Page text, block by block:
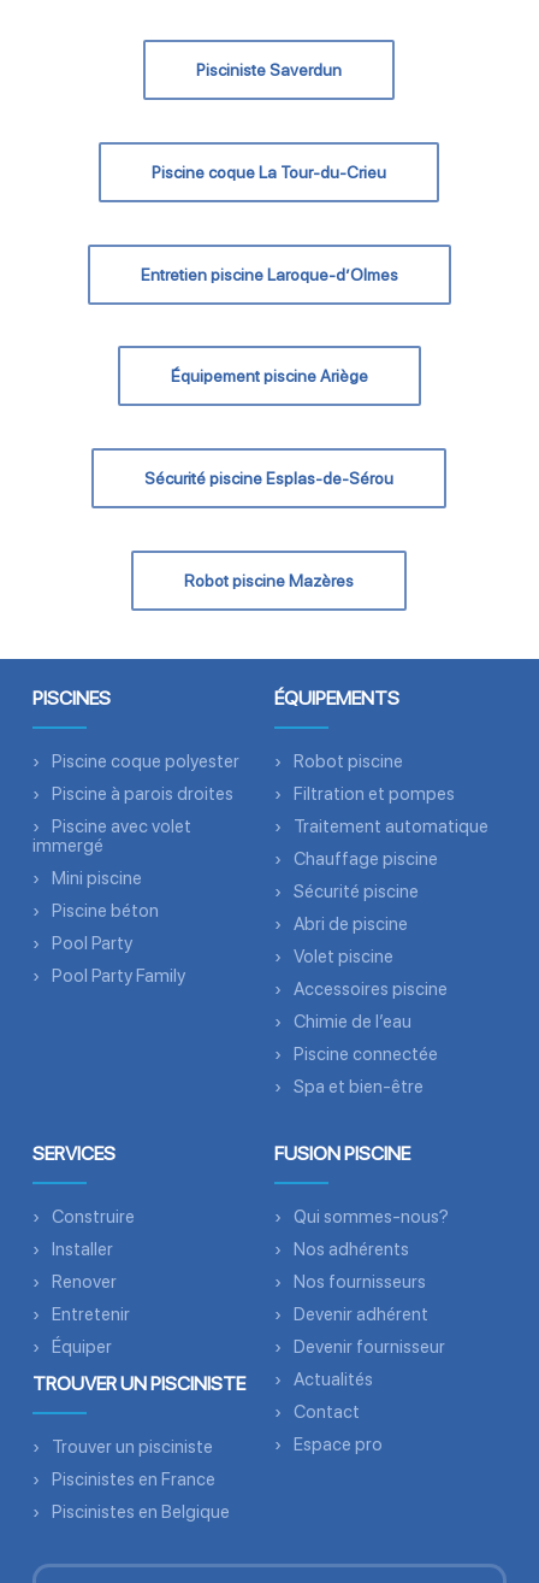
Pisciniste Saverdun
Piscine coque La Tour-du-Crieu
Entretien piscine Laroque-d’Olmes
Équipement piscine Ariège
Sécurité piscine Esplas-de-Sérou
Robot piscine Mazères
PISCINES
Piscine coque polyester
Piscine à parois droites
Piscine avec volet
immergé
Mini piscine
Piscine béton
Pool Party
Pool Party Family
ÉQUIPEMENTS
Robot piscine
Filtration et pompes
Traitement automatique
Chauffage piscine
Sécurité piscine
Abri de piscine
Volet piscine
Accessoires piscine
Chimie de l’eau
Piscine connectée
Spa et bien-être
SERVICES
Construire
Installer
Renover
Entretenir
Équiper
TROUVER UN PISCINISTE
Trouver un pisciniste
Piscinistes en France
Piscinistes en Belgique
FUSION PISCINE
Qui sommes-nous?
Nos adhérents
Nos fournisseurs
Devenir adhérent
Devenir fournisseur
Actualités
Contact
Espace pro